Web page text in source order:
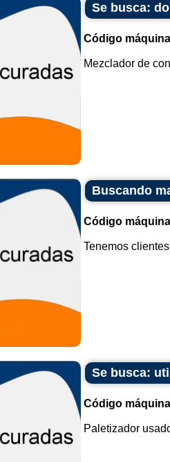
Se busca:
Código
Mezclador de
Buscando
Código
Tenemos
Se busca:
Código
Paletizador